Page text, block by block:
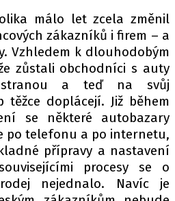
málo let zcela změnil
zákazníků i firem – a
Vzhledem k dlouhodobým
zůstali obchodníci s auty
a teď na svůj
těžce doplácejí. Již během
se některé autobazary
po telefonu a po internetu,
přípravy a nastavení
procesy se o
nejednalo. Navíc je